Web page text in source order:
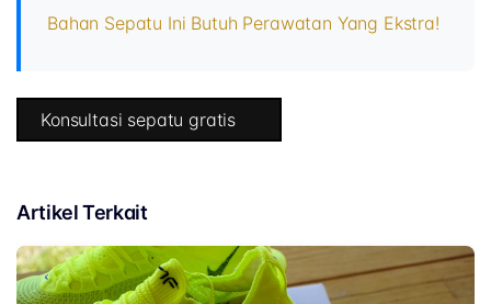
Bahan Sepatu Ini Butuh Perawatan Yang Ekstra!
Konsultasi sepatu gratis
Artikel Terkait